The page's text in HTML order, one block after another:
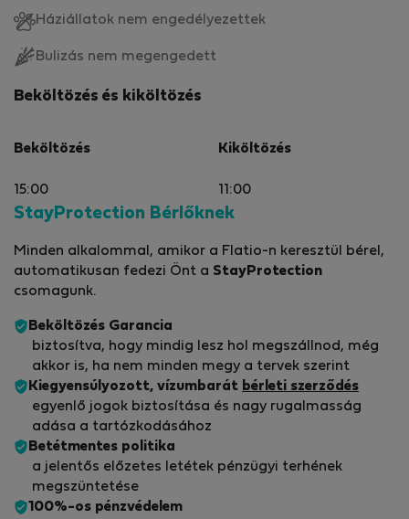
Háziállatok nem engedélyezettek
Bulizás nem megengedett
Beköltözés és kiköltözés
Beköltözés
15:00
Kiköltözés
11:00
StayProtection Bérlőknek
Minden alkalommal, amikor a Flatio-n keresztül bérel,
automatikusan fedezi Önt a StayProtection
csomagunk.
Beköltözés Garancia
biztosítva, hogy mindig lesz hol megszállnod, még
akkor is, ha nem minden megy a tervek szerint
Kiegyensúlyozott, vízumbarát bérleti szerződés
egyenlő jogok biztosítása és nagy rugalmasság
adása a tartózkodásához
Betétmentes politika
a jelentős előzetes letétek pénzügyi terhének
megszüntetése
100%-os pénzvédelem